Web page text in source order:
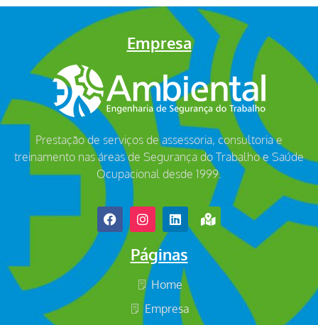
Empresa
Prestação de serviços de assessoria, consultoria e
treinamento nas áreas de Segurança do Trabalho e Saúde
Ocupacional desde 1999.
Páginas
Home
Empresa